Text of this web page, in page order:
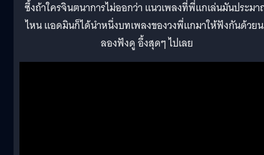
ซึ้งถ้าใครจินตนาการไม่ออกว่า แนวเพลงที่พี่แกเล่นมันประม
ไหน แอดมินก็ได้นำหนึ่งบทเพลงของวงพี่แกมาให้ฟังกันด้วย
ลองฟังดู อึ้งสุดๆ ไปเลย